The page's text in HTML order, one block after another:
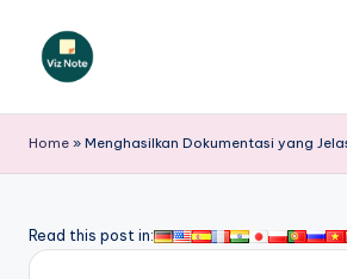
iz
N
t
Home » Menghasilkan Dokumentasi yang
Read this post in: